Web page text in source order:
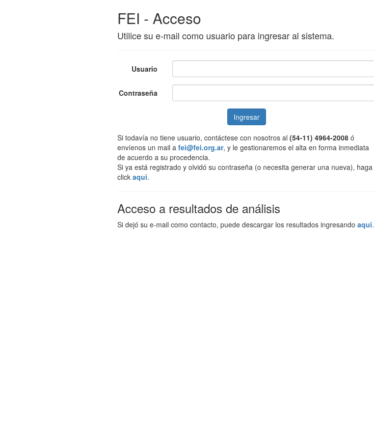
FEI - Acceso
Utilice su e-mail como usuario para ingresar al sistema.
Usuario
Contraseña
Si todavía no tiene usuario, contáctese con nosotros al (54-11) 4964-2008 ó
envíenos un mail a fei@fei.org.ar, y le gestionaremos el alta en forma inmediata
de acuerdo a su procedencia.
Si ya está registrado y olvidó su contraseña (o necesita generar una nueva), haga
click aqui.
Acceso a resultados de análisis
Si dejó su e-mail como contacto, puede descargar los resultados ingresando aqui.